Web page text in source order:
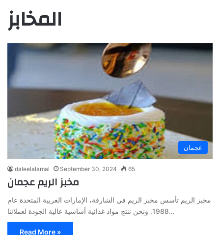
المخابز
عجمان
daleelalamal September 30, 2024 65
مخبز الريم عجمان
مخبز الريم تأسس مخبز الريم في الشارقة، الإمارات العربية المتحدة عام
1988. ونحن ننتج مواد غذائية أساسية عالية الجودة لعملائنا…
Read More »